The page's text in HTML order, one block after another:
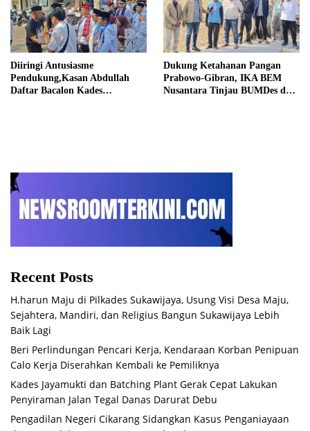
Diiringi Antusiasme
Pendukung,Kasan Abdullah
Daftar Bacalon Kades
Dukung Ketahanan Pangan
Prabowo-Gibran, IKA BEM
Nusantara Tinjau BUMDes dan
Recent Posts
H.harun Maju di Pilkades Sukawijaya, Usung Visi Desa Maju,
Sejahtera, Mandiri, dan Religius Bangun Sukawijaya Lebih
Baik Lagi
Beri Perlindungan Pencari Kerja, Kendaraan Korban Penipuan
Calo Kerja Diserahkan Kembali ke Pemiliknya
Kades Jayamukti dan Batching Plant Gerak Cepat Lakukan
Penyiraman Jalan Tegal Danas Darurat Debu
Pengadilan Negeri Cikarang Sidangkan Kasus Penganiayaan